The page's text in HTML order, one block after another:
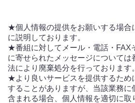
★個人情報の提供をお願いする場合
に説明しております。
★番組に対してメール・電話・FAX
に寄せられたメッセージについては
法により廃棄処分を行っております。
★より良いサービスを提供するため
することがありますが、当該業務に
含まれる場合、個人情報を適切に取